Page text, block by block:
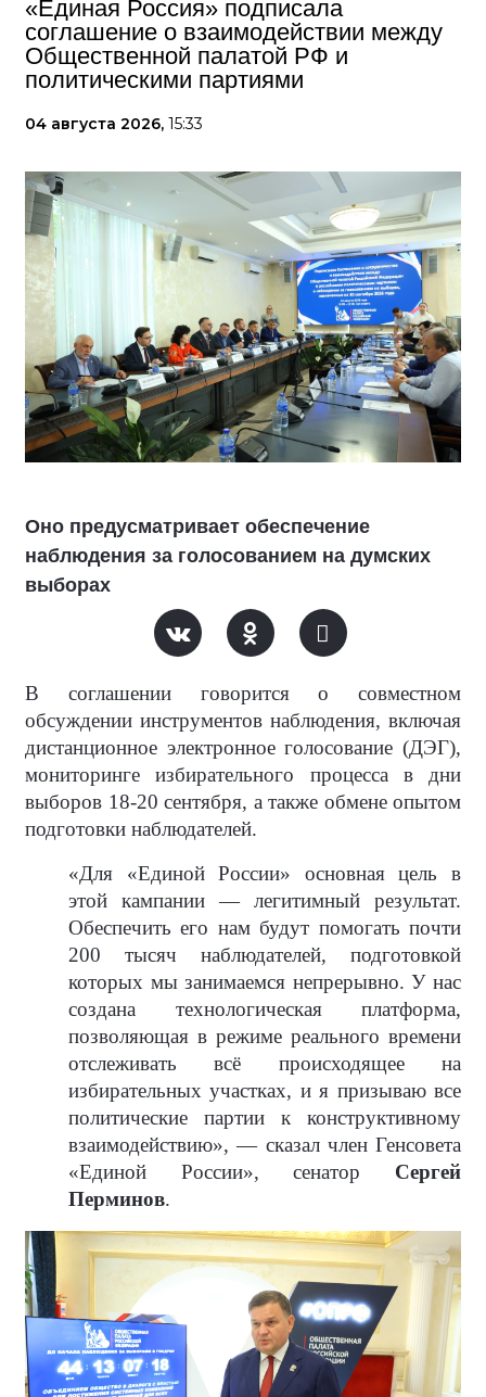
«Единая Россия» подписала
соглашение о взаимодействии между
Общественной палатой РФ и
политическими партиями
04 августа 2026, 15:33
Оно предусматривает обеспечение
наблюдения за голосованием на думских
выборах
В соглашении говорится о совместном
обсуждении инструментов наблюдения, включая
дистанционное электронное голосование (ДЭГ),
мониторинге избирательного процесса в дни
выборов 18-20 сентября, а также обмене опытом
подготовки наблюдателей.
«Для «Единой России» основная цель в
этой кампании — легитимный результат.
Обеспечить его нам будут помогать почти
200 тысяч наблюдателей, подготовкой
которых мы занимаемся непрерывно. У нас
создана технологическая платформа,
позволяющая в режиме реального времени
отслеживать всё происходящее на
избирательных участках, и я призываю все
политические партии к конструктивному
взаимодействию», — сказал член Генсовета
«Единой России», сенатор Сергей
Перминов.